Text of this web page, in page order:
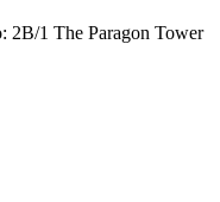
2B/1 The Paragon Tower